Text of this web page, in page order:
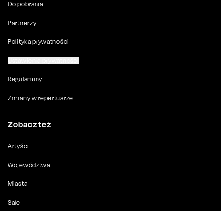
Do pobrania
Partnerzy
Polityka prywatności
Regulaminy
Zmiany w repertuarze
Zobacz też
Artyści
Województwa
Miasta
Sale